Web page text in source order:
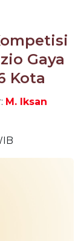
Gaya
Kota
M. Iksan